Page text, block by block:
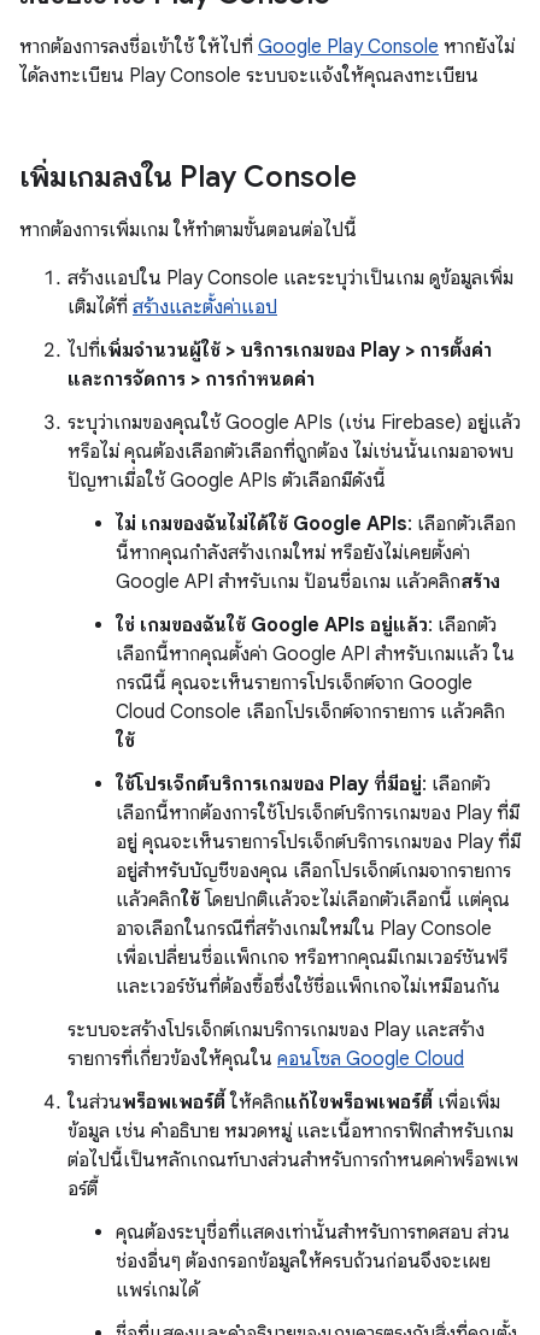
หากต้องการลงชื่อเข้าใช้ ให้ไปที่ Google Play Console หากยังไม่
ได้ลงทะเบียน Play Console ระบบจะแจ้งให้คุณลงทะเบียน
เพิ่มเกมลงใน Play Console
หากต้องการเพิ่มเกม ให้ทำตามขั้นตอนต่อไปนี้
สร้างแอปใน Play Console และระบุว่าเป็นเกม ดูข้อมูลเพิ่ม
เติมได้ที่ สร้างและตั้งค่าแอป
ไปที่เพิ่มจำนวนผู้ใช้ > บริการเกมของ Play > การตั้งค่า
และการจัดการ > การกำหนดค่า
ระบุว่าเกมของคุณใช้ Google APIs (เช่น Firebase) อยู่แล้ว
หรือไม่ คุณต้องเลือกตัวเลือกที่ถูกต้อง ไม่เช่นนั้นเกมอาจพบ
ปัญหาเมื่อใช้ Google APIs ตัวเลือกมีดังนี้
ไม่ เกมของฉันไม่ได้ใช้ Google APIs: เลือกตัวเลือก
นี้หากคุณกำลังสร้างเกมใหม่ หรือยังไม่เคยตั้งค่า
Google API สำหรับเกม ป้อนชื่อเกม แล้วคลิกสร้าง
ใช่ เกมของฉันใช้ Google APIs อยู่แล้ว: เลือกตัว
เลือกนี้หากคุณตั้งค่า Google API สำหรับเกมแล้ว ใน
กรณีนี้ คุณจะเห็นรายการโปรเจ็กต์จาก Google
Cloud Console เลือกโปรเจ็กต์จากรายการ แล้วคลิก
ใช้
ใช้โปรเจ็กต์บริการเกมของ Play ที่มีอยู่: เลือกตัว
เลือกนี้หากต้องการใช้โปรเจ็กต์บริการเกมของ Play ที่มี
อยู่ คุณจะเห็นรายการโปรเจ็กต์บริการเกมของ Play ที่มี
อยู่สำหรับบัญชีของคุณ เลือกโปรเจ็กต์เกมจากรายการ
แล้วคลิกใช้ โดยปกติแล้วจะไม่เลือกตัวเลือกนี้ แต่คุณ
อาจเลือกในกรณีที่สร้างเกมใหม่ใน Play Console
เพื่อเปลี่ยนชื่อแพ็กเกจ หรือหากคุณมีเกมเวอร์ชันฟรี
และเวอร์ชันที่ต้องซื้อซึ่งใช้ชื่อแพ็กเกจไม่เหมือนกัน
ระบบจะสร้างโปรเจ็กต์เกมบริการเกมของ Play และสร้าง
รายการที่เกี่ยวข้องให้คุณใน คอนโซล Google Cloud
ในส่วนพร็อพเพอร์ตี้ ให้คลิกแก้ไขพร็อพเพอร์ตี้ เพื่อเพิ่ม
ข้อมูล เช่น คำอธิบาย หมวดหมู่ และเนื้อหากราฟิกสำหรับเกม
ต่อไปนี้เป็นหลักเกณฑ์บางส่วนสำหรับการกำหนดค่าพร็อพเพ
อร์ตี้
คุณต้องระบุชื่อที่แสดงเท่านั้นสำหรับการทดสอบ ส่วน
ช่องอื่นๆ ต้องกรอกข้อมูลให้ครบถ้วนก่อนจึงจะเผย
แพร่เกมได้